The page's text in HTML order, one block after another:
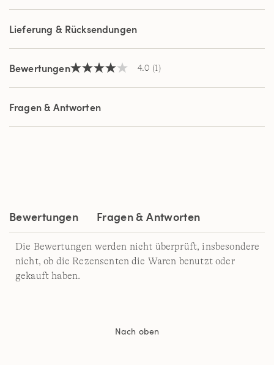
Lieferung & Rücksendungen
Bewertungen4.0
5
Sternen,
Durchschnittswert
Bewertung.
4.0 (1)
Fragen & Antworten
Bewertungen Fragen & Antworten
Die Bewertungen werden nicht überprüft, insbesondere
nicht, ob die Rezensenten die Waren benutzt oder
gekauft haben.
Nach oben